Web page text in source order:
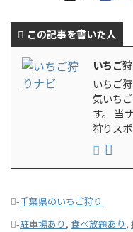
この記事を書いた人
いちご
いちご
気いち
す。 当
狩りス
-千葉県のいちご狩り
-駐車場あり , 食べ放題あり ,